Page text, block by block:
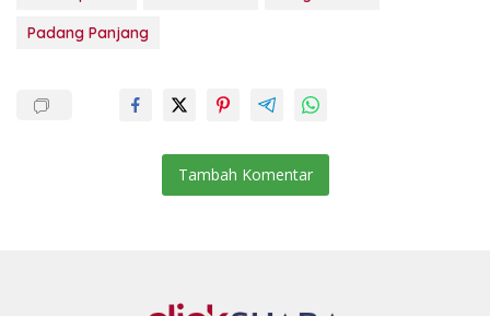
Padang Panjang
Tambah Komentar